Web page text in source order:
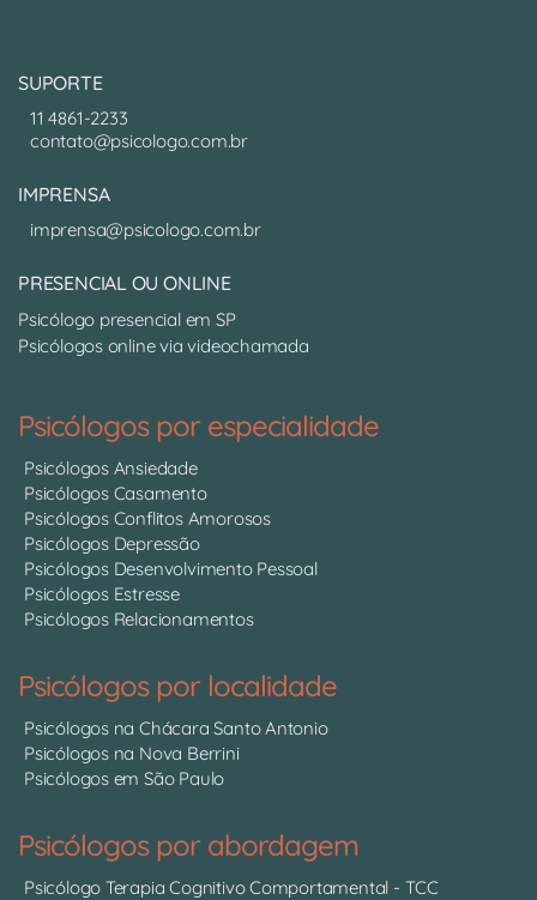
SUPORTE
11 4861-2233
contato@psicologo.com.br
IMPRENSA
imprensa@psicologo.com.br
PRESENCIAL OU ONLINE
Psicólogo presencial em SP
Psicólogos online via videochamada
Psicólogos por especialidade
Psicólogos Ansiedade
Psicólogos Casamento
Psicólogos Conflitos Amorosos
Psicólogos Depressão
Psicólogos Desenvolvimento Pessoal
Psicólogos Estresse
Psicólogos Relacionamentos
Psicólogos por localidade
Psicólogos na Chácara Santo Antonio
Psicólogos na Nova Berrini
Psicólogos em São Paulo
Psicólogos por abordagem
Psicólogo Terapia Cognitivo Comportamental - TCC